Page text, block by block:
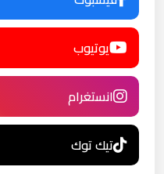
يوتيوب
انستغرام
تيك توك